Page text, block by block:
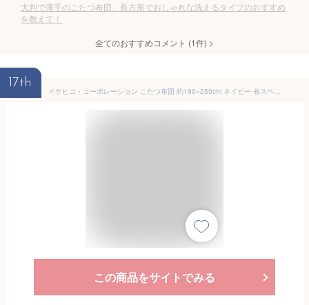
大判で薄手のこたつ布団、長方形でおしゃれな洗えるタイプのおすすめ
を教えて！
全てのおすすめコメント (1件) >
17th
イケヒコ・コーポレーション こたつ布団 約190×250cm ネイビー 省スペースタイプ 大判サイズ #5578709
この商品をサイトでみる